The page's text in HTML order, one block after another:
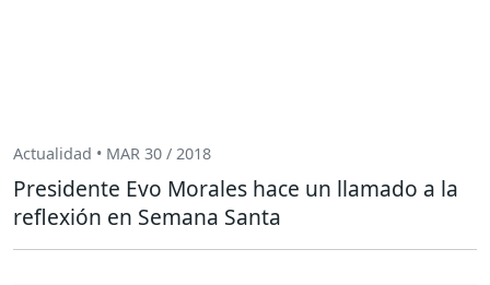
Actualidad • MAR 30 / 2018
Presidente Evo Morales hace un llamado a la
reflexión en Semana Santa